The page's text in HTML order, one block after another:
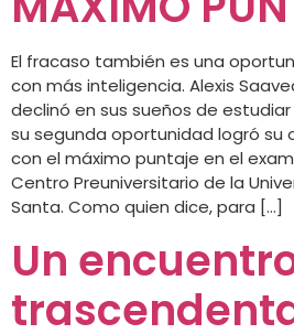
El fracaso también es una
con más inteligencia. Alexis
declinó en sus sueños de
su segunda oportunidad logró su
con el máximo puntaje en el
Centro Preuniversitario de la
Santa. Como quien dice, para […]
Un